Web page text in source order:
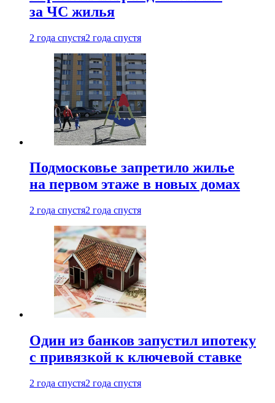
за ЧС жилья
2 года спустя2 года спустя
Подмосковье запретило жилье
на первом этаже в новых домах
2 года спустя2 года спустя
Один из банков запустил ипотеку
с привязкой к ключевой ставке
2 года спустя2 года спустя